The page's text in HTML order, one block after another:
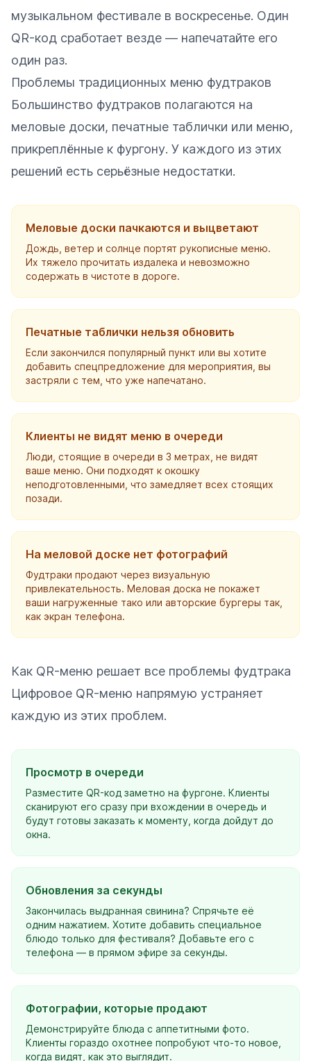
музыкальном фестивале в воскресенье. Один
QR-код сработает везде — напечатайте его
один раз.
Проблемы традиционных меню фудтраков
Большинство фудтраков полагаются на
меловые доски, печатные таблички или меню,
прикреплённые к фургону. У каждого из этих
решений есть серьёзные недостатки.
Меловые доски пачкаются и выцветают
Дождь, ветер и солнце портят рукописные меню.
Их тяжело прочитать издалека и невозможно
содержать в чистоте в дороге.
Печатные таблички нельзя обновить
Если закончился популярный пункт или вы хотите
добавить спецпредложение для мероприятия, вы
застряли с тем, что уже напечатано.
Клиенты не видят меню в очереди
Люди, стоящие в очереди в 3 метрах, не видят
ваше меню. Они подходят к окошку
неподготовленными, что замедляет всех стоящих
позади.
На меловой доске нет фотографий
Фудтраки продают через визуальную
привлекательность. Меловая доска не покажет
ваши нагруженные тако или авторские бургеры так,
как экран телефона.
Как QR-меню решает все проблемы фудтрака
Цифровое QR-меню напрямую устраняет
каждую из этих проблем.
Просмотр в очереди
Разместите QR-код заметно на фургоне. Клиенты
сканируют его сразу при вхождении в очередь и
будут готовы заказать к моменту, когда дойдут до
окна.
Обновления за секунды
Закончилась выдранная свинина? Спрячьте её
одним нажатием. Хотите добавить специальное
блюдо только для фестиваля? Добавьте его с
телефона — в прямом эфире за секунды.
Фотографии, которые продают
Демонстрируйте блюда с аппетитными фото.
Клиенты гораздо охотнее попробуют что-то новое,
когда видят, как это выглядит.